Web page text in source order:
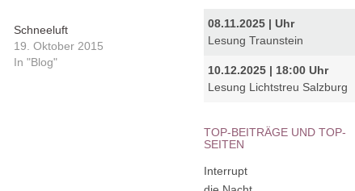
Schneeluft
19. Oktober 2015
In "Blog"
08.11.2025 | Uhr
Lesung Traunstein
10.12.2025 | 18:00 Uhr
Lesung Lichtstreu Salzburg
TOP-BEITRÄGE UND TOP-
SEITEN
Interrupt